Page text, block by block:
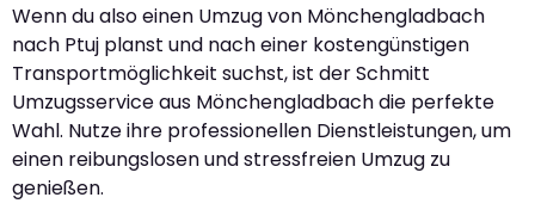
Wenn du also einen Umzug von Mönchengladbach
nach Ptuj planst und nach einer kostengünstigen
Transportmöglichkeit suchst, ist der Schmitt
Umzugsservice aus Mönchengladbach die perfekte
Wahl. Nutze ihre professionellen Dienstleistungen, um
einen reibungslosen und stressfreien Umzug zu
genießen.